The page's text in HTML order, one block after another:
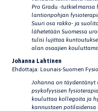
Pro Gradu -tutkielmansa
lantionpohjan
Suuri osa rakko- ja
lähetetään Suomessa
tulisi lujittaa
alan osaajien
Johanna Lahtinen
Ehdottaja: Lounais-Suomen
Johanna on
psykofyysisen
kouluttaa kollegoita ja
kannustaen